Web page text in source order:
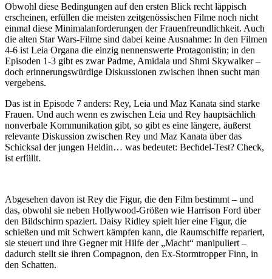
Obwohl diese Bedingungen auf den ersten Blick recht läppisch
erscheinen, erfüllen die meisten zeitgenössischen Filme noch nicht
einmal diese Minimalanforderungen der Frauenfreundlichkeit. Auch
die alten Star Wars-Filme sind dabei keine Ausnahme: In den Filmen
4-6 ist Leia Organa die einzig nennenswerte Protagonistin; in den
Episoden 1-3 gibt es zwar Padme, Amidala und Shmi Skywalker –
doch erinnerungswürdige Diskussionen zwischen ihnen sucht man
vergebens.
Das ist in Episode 7 anders: Rey, Leia und Maz Kanata sind starke
Frauen. Und auch wenn es zwischen Leia und Rey hauptsächlich
nonverbale Kommunikation gibt, so gibt es eine längere, äußerst
relevante Diskussion zwischen Rey und Maz Kanata über das
Schicksal der jungen Heldin… was bedeutet: Bechdel-Test? Check,
ist erfüllt.
Abgesehen davon ist Rey die Figur, die den Film bestimmt – und
das, obwohl sie neben Hollywood-Größen wie Harrison Ford über
den Bildschirm spaziert. Daisy Ridley spielt hier eine Figur, die
schießen und mit Schwert kämpfen kann, die Raumschiffe repariert,
sie steuert und ihre Gegner mit Hilfe der „Macht“ manipuliert –
dadurch stellt sie ihren Compagnon, den Ex-Stormtropper Finn, in
den Schatten.